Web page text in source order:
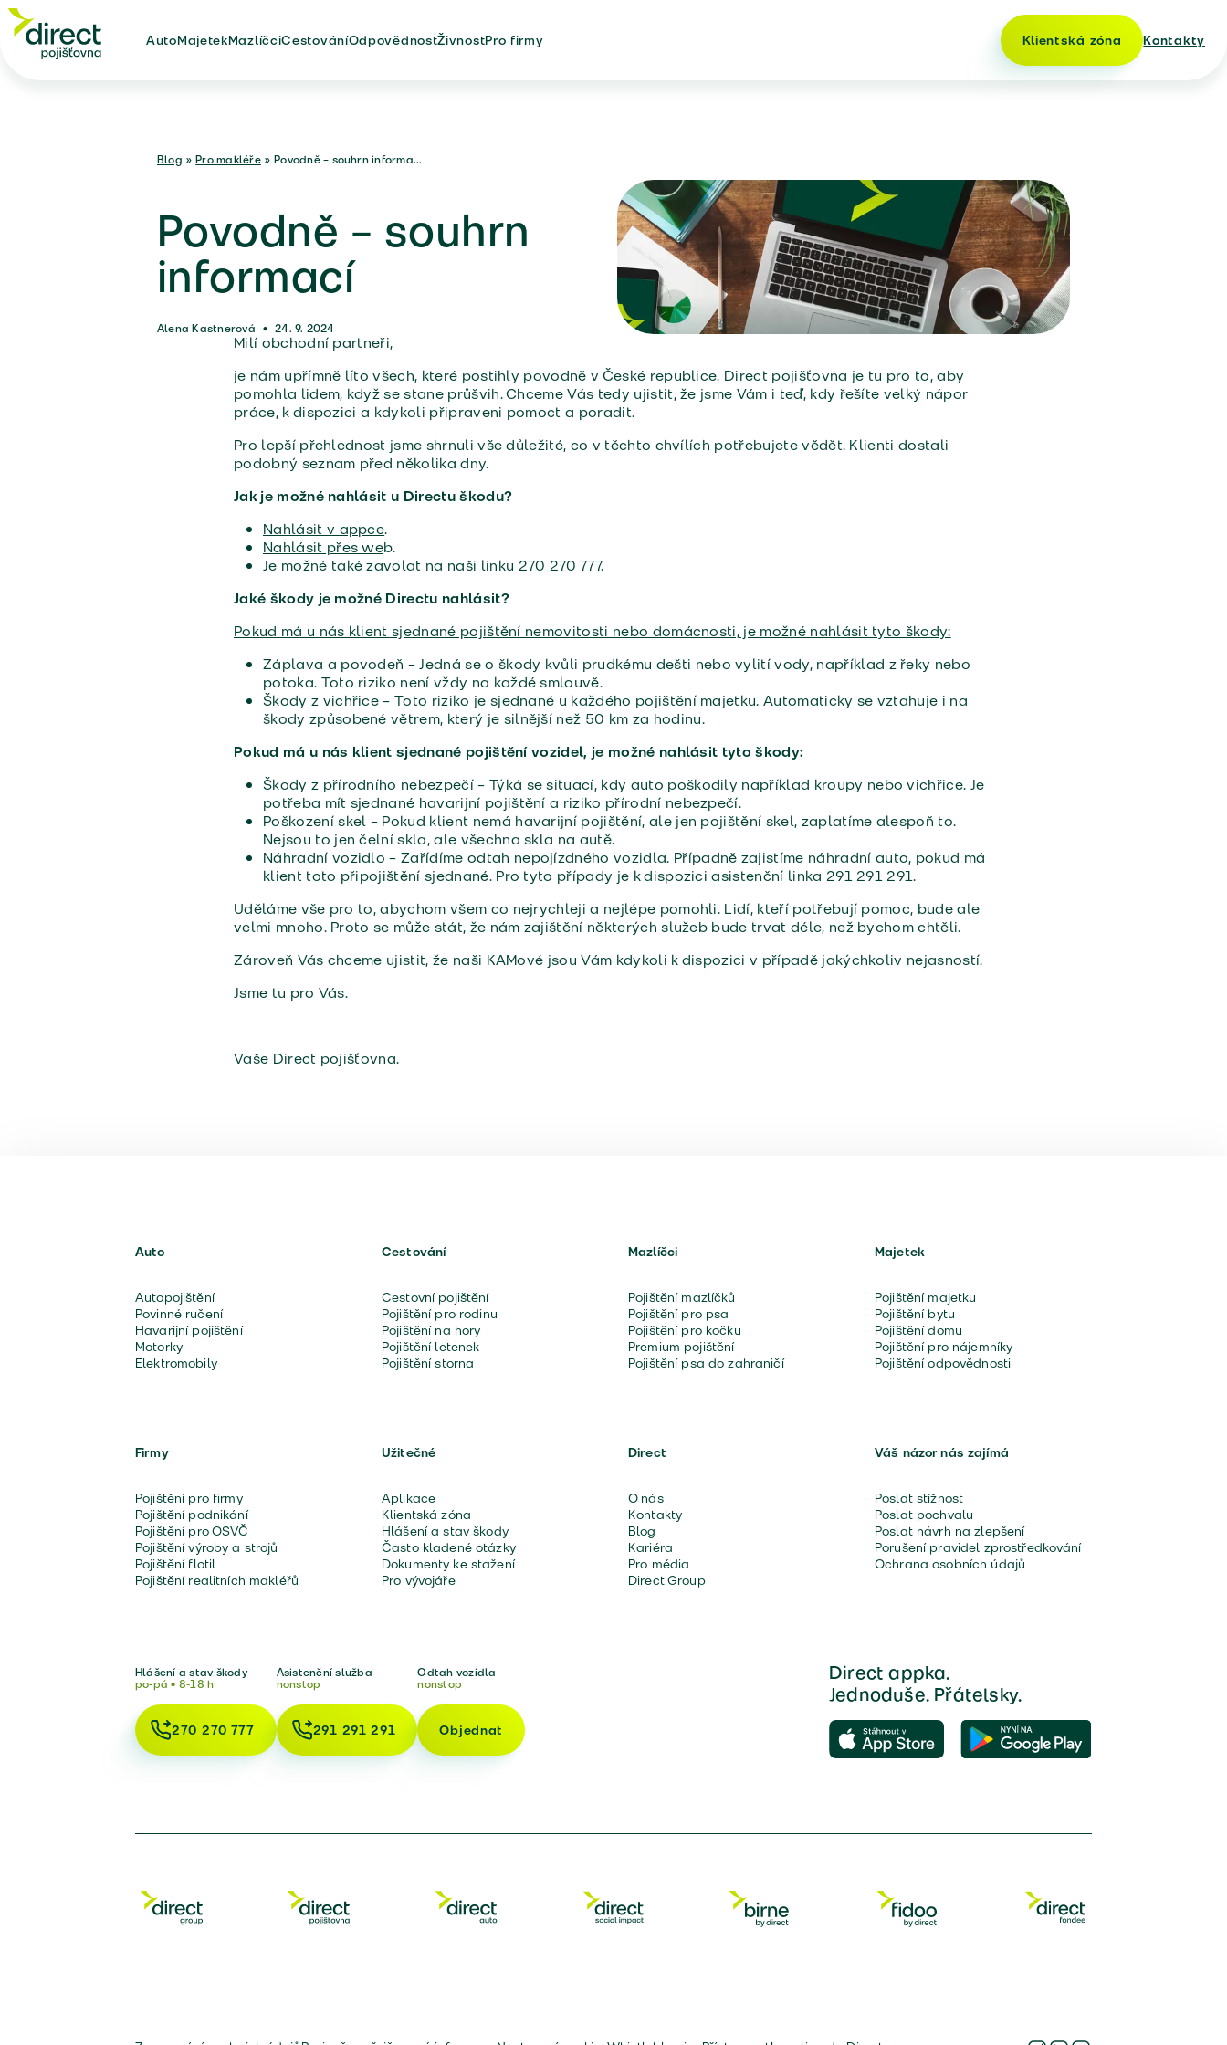
AutoMajetekMazlíčciCestováníOdpovědnostŽivnostPro firmy Klientská zóna Kontakty
Blog » Pro makléře » Povodně – souhrn informa...
Povodně – souhrn
informací
Alena Kastnerová • 24. 9. 2024
Milí obchodní partneři,
je nám upřímně líto všech, které postihly povodně v České republice. Direct pojišťovna je tu pro to, aby
pomohla lidem, když se stane průšvih. Chceme Vás tedy ujistit, že jsme Vám i teď, kdy řešíte velký nápor
práce, k dispozici a kdykoli připraveni pomoct a poradit.
Pro lepší přehlednost jsme shrnuli vše důležité, co v těchto chvílích potřebujete vědět. Klienti dostali
podobný seznam před několika dny.
Jak je možné nahlásit u Directu škodu?
Nahlásit v appce.
Nahlásit přes web.
Je možné také zavolat na naši linku 270 270 777.
Jaké škody je možné Directu nahlásit?
Pokud má u nás klient sjednané pojištění nemovitosti nebo domácnosti, je možné nahlásit tyto škody:
Záplava a povodeň – Jedná se o škody kvůli prudkému dešti nebo vylití vody, například z řeky nebo
potoka. Toto riziko není vždy na každé smlouvě.
Škody z vichřice – Toto riziko je sjednané u každého pojištění majetku. Automaticky se vztahuje i na
škody způsobené větrem, který je silnější než 50 km za hodinu.
Pokud má u nás klient sjednané pojištění vozidel, je možné nahlásit tyto škody:
Škody z přírodního nebezpečí – Týká se situací, kdy auto poškodily například kroupy nebo vichřice. Je
potřeba mít sjednané havarijní pojištění a riziko přírodní nebezpečí.
Poškození skel – Pokud klient nemá havarijní pojištění, ale jen pojištění skel, zaplatíme alespoň to.
Nejsou to jen čelní skla, ale všechna skla na autě.
Náhradní vozidlo – Zařídíme odtah nepojízdného vozidla. Případně zajistíme náhradní auto, pokud má
klient toto připojištění sjednané. Pro tyto případy je k dispozici asistenční linka 291 291 291.
Uděláme vše pro to, abychom všem co nejrychleji a nejlépe pomohli. Lidí, kteří potřebují pomoc, bude ale
velmi mnoho. Proto se může stát, že nám zajištění některých služeb bude trvat déle, než bychom chtěli.
Zároveň Vás chceme ujistit, že naši KAMové jsou Vám kdykoli k dispozici v případě jakýchkoliv nejasností.
Jsme tu pro Vás.
Vaše Direct pojišťovna.
Auto
Autopojištění
Povinné ručení
Havarijní pojištění
Motorky
Elektromobily
Cestování
Cestovní pojištění
Pojištění pro rodinu
Pojištění na hory
Pojištění letenek
Pojištění storna
Mazlíčci
Pojištění mazlíčků
Pojištění pro psa
Pojištění pro kočku
Premium pojištění
Pojištění psa do zahraničí
Majetek
Pojištění majetku
Pojištění bytu
Pojištění domu
Pojištění pro nájemníky
Pojištění odpovědnosti
Firmy
Pojištění pro firmy
Pojištění podnikání
Pojištění pro OSVČ
Pojištění výroby a strojů
Pojištění flotil
Pojištění realitních makléřů
Užitečné
Aplikace
Klientská zóna
Hlášení a stav škody
Často kladené otázky
Dokumenty ke stažení
Pro vývojáře
Direct
O nás
Kontakty
Blog
Kariéra
Pro média
Direct Group
Váš názor nás zajímá
Poslat stížnost
Poslat pochvalu
Poslat návrh na zlepšení
Porušení pravidel zprostředkování
Ochrana osobních údajů
Hlášení a stav škody
po-pá • 8-18 h
270 270 777
Asistenční služba
nonstop
291 291 291
Odtah vozidla
nonstop
Objednat
Direct appka.
Jednoduše. Přátelsky.